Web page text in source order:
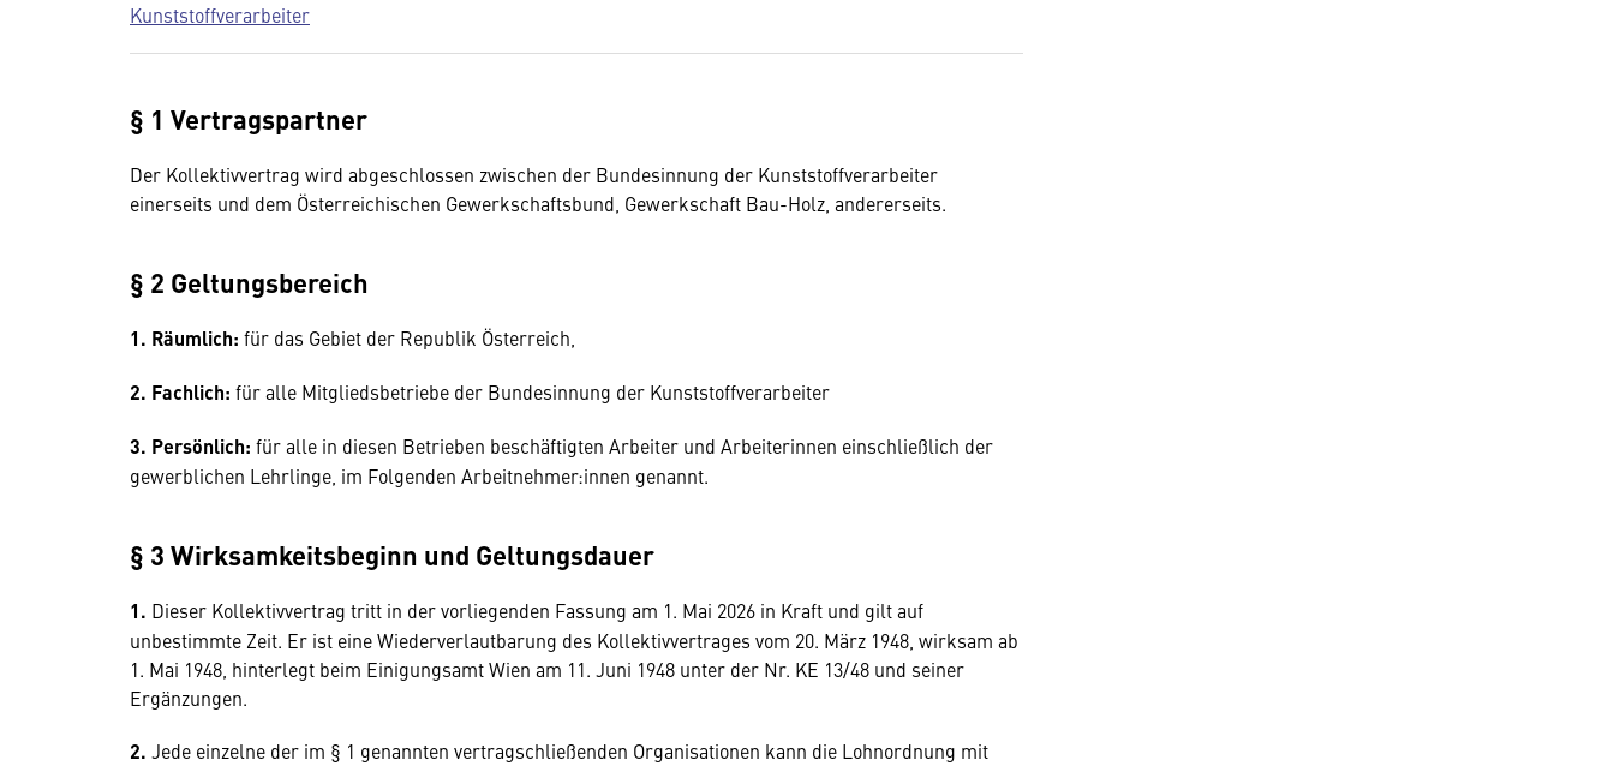
Kunststoffverarbeiter
§ 1 Vertragspartner
Der Kollektivvertrag wird abgeschlossen zwischen der Bundesinnung der Kunststoffverarbeiter
einerseits und dem Österreichischen Gewerkschaftsbund, Gewerkschaft Bau-Holz, andererseits.
§ 2 Geltungsbereich
1. Räumlich: für das Gebiet der Republik Österreich,
2. Fachlich: für alle Mitgliedsbetriebe der Bundesinnung der Kunststoffverarbeiter
3. Persönlich: für alle in diesen Betrieben beschäftigten Arbeiter und Arbeiterinnen einschließlich der
gewerblichen Lehrlinge, im Folgenden Arbeitnehmer:innen genannt.
§ 3 Wirksamkeitsbeginn und Geltungsdauer
1. Dieser Kollektivvertrag tritt in der vorliegenden Fassung am 1. Mai 2026 in Kraft und gilt auf
unbestimmte Zeit. Er ist eine Wiederverlautbarung des Kollektivvertrages vom 20. März 1948, wirksam ab
1. Mai 1948, hinterlegt beim Einigungsamt Wien am 11. Juni 1948 unter der Nr. KE 13/48 und seiner
Ergänzungen.
2. Jede einzelne der im § 1 genannten vertragschließenden Organisationen kann die Lohnordnung mit